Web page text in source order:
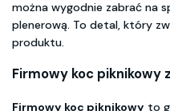
można wygodnie zabrać na
plenerową. To detal, który
produktu.
Firmowy koc piknikowy
Firmowy koc piknikowy to